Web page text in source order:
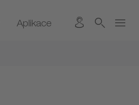
Aplikace